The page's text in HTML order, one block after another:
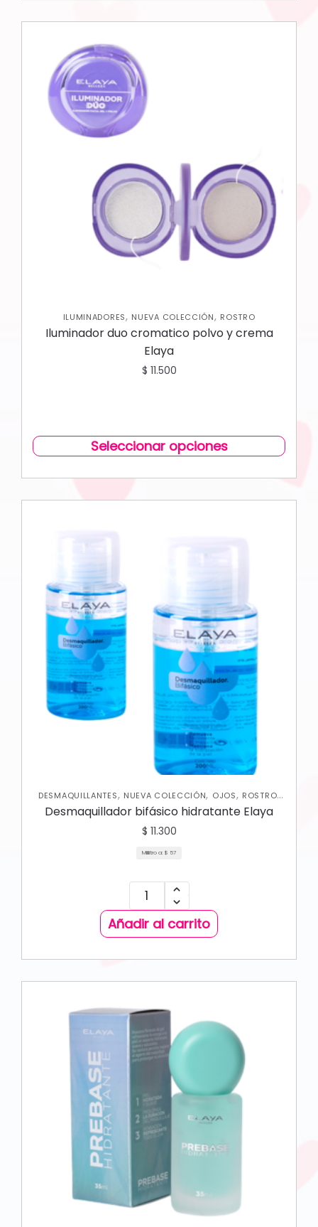
ILUMINADORES, NUEVA COLECCIÓN, ROSTRO
Iluminador duo cromatico polvo y crema
Elaya
$ 11.500
Seleccionar opciones
DESMAQUILLANTES, NUEVA COLECCIÓN, OJOS, ROSTRO,
SKIN CARE FACIAL
Desmaquillador bifásico hidratante Elaya
$ 11.300
Mililitro a: $ 57
Añadir al carrito